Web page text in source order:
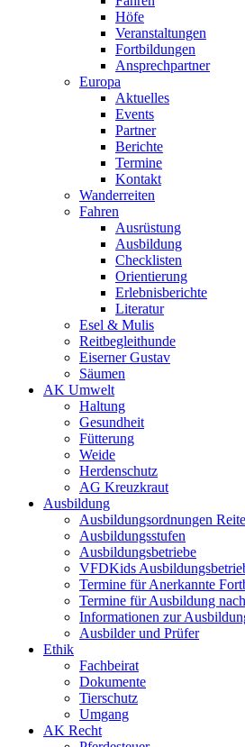
Höfe
Veranstaltungen
Fortbildungen
Ansprechpartner
Europa
Aktuelles
Events
Partner
Berichte
Termine
Kontakt
Wanderreiten
Fahren
Ausrüstung
Ausbildung
Checklisten
Orientierung
Erlebnisberichte
Literatur
Esel & Mulis
Reitbegleithunde
Eiserner Gustav
Säumen
AK Umwelt
Haltung
Gesundheit
Fütterung
Weide
Herdenschutz
AG Kreuzkraut
Ausbildung
Ausbildungsordnungen
Ausbildungsstufen
Ausbildungsbetriebe
VFDKids
Termine für Anerkannte
Termine für Ausbildung
Informationen zur
Ausbilder und Prüfer
Ethik
Fachbeirat
Dokumente
Tierschutz
Umgang
AK Recht